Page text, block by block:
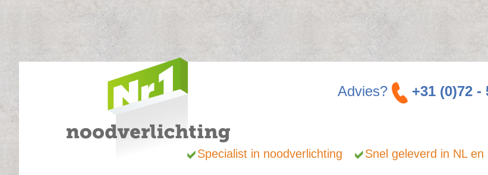
Ga naar de inhoud
Advies? +31 (0)72 -
Specialist in noodverlichting Snel geleverd in NL en